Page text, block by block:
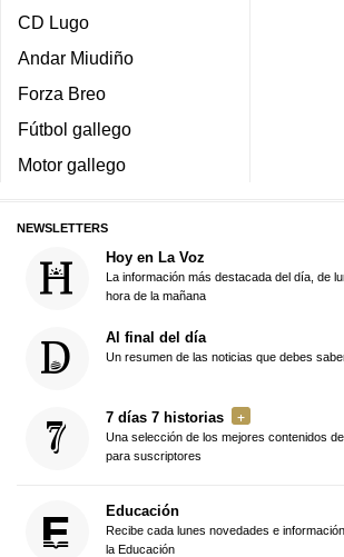
CD Lugo
Andar Miudiño
Forza Breo
Fútbol gallego
Motor gallego
NEWSLETTERS
Hoy en La Voz
La información más destacada del día, de
hora de la mañana
Al final del día
Un resumen de las noticias que debes
7 días 7 historias
Una selección de los mejores contenidos
para suscriptores
Educación
Recibe cada lunes novedades e
la Educación